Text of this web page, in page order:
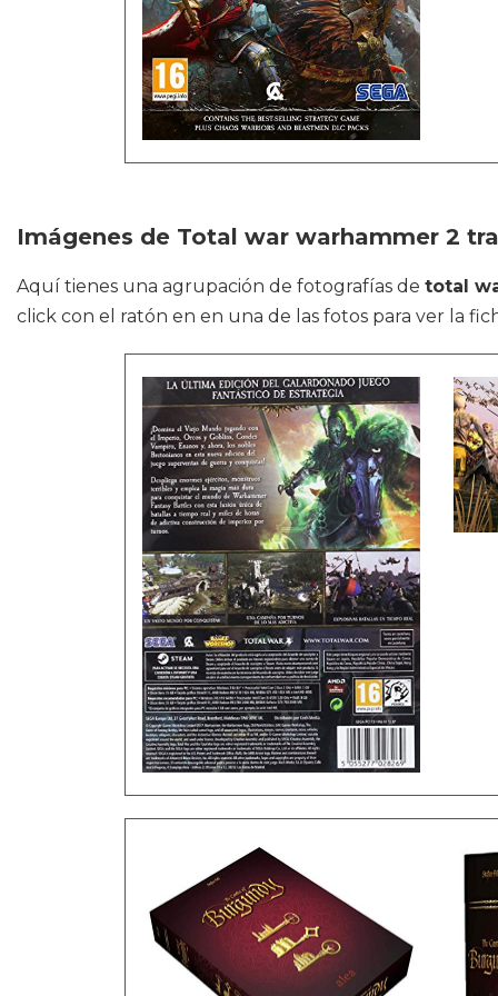
Imágenes de Total war warhammer 2
Aquí tienes una agrupación de fotografías de total
click con el ratón en en una de las fotos para ver la